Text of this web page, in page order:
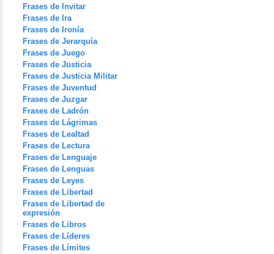
Frases de Invitar
Frases de Ira
Frases de Ironía
Frases de Jerarquía
Frases de Juego
Frases de Justicia
Frases de Justicia Militar
Frases de Juventud
Frases de Juzgar
Frases de Ladrón
Frases de Lágrimas
Frases de Lealtad
Frases de Lectura
Frases de Lenguaje
Frases de Lenguas
Frases de Leyes
Frases de Libertad
Frases de Libertad de
expresión
Frases de Libros
Frases de Líderes
Frases de Límites